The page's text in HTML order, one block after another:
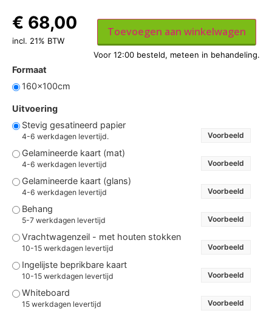
Formaat
160x100cm
Uitvoering
Stevig gesatineerd papier
4-6 werkdagen levertijd. Voorbeeld
Gelamineerde kaart (mat)
4-6 werkdagen levertijd Voorbeeld
Gelamineerde kaart (glans)
4-6 werkdagen levertijd Voorbeeld
Behang
5-7 werkdagen levertijd Voorbeeld
Vrachtwagenzeil - met houten stokken
10-15 werkdagen levertijd Voorbeeld
Ingelijste beprikbare kaart
10-15 werkdagen levertijd Voorbeeld
Whiteboard
15 werkdagen levertijd Voorbeeld
€ 68,00
incl. 21% BTW
Toevoegen aan winkelwagen